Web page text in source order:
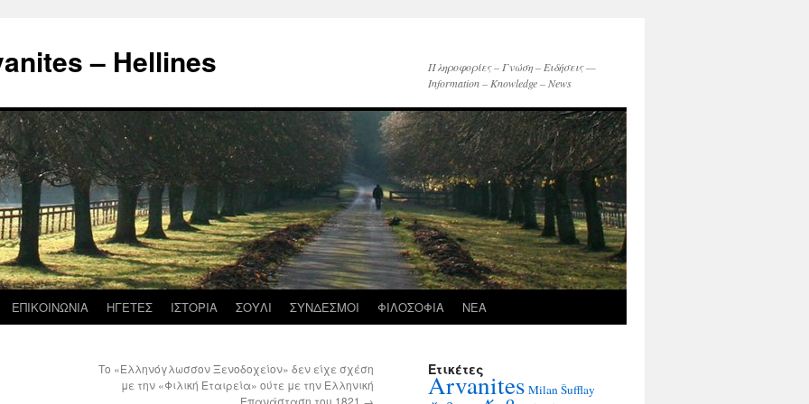
– Hellines
Πληροφορίες – Γνώση – Ειδήσεις —
Information – Knowledge – News
ΕΠΙΚΟΙΝΩΝΙΑ ΗΓΕΤΕΣ ΙΣΤΟΡΙΑ ΣΟΥΛΙ ΣΥΝΔΕΣΜΟΙ ΦΙΛΟΣΟΦΙΑ ΝΕΑ
Το «Ελληνόγλωσσον Ξενοδοχείον» δεν είχε σχέση
με την «Φιλική Εταιρεία» ούτε με την Ελληνική
Επανάσταση του 1821 →
Ετικέτες
Arvanites Milan Šufflay